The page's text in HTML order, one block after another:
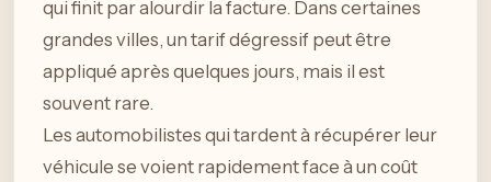
qui finit par alourdir la facture. Dans certaines
grandes villes, un tarif dégressif peut être
appliqué après quelques jours, mais il est
souvent rare.
Les automobilistes qui tardent à récupérer leur
véhicule se voient rapidement face à un coût